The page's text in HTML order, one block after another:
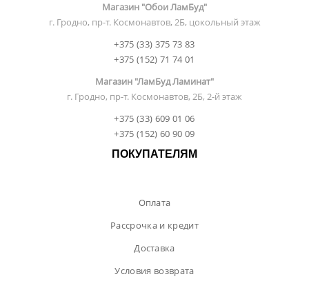
Магазин "Обои ЛамБуд"
г. Гродно, пр-т. Космонавтов, 2Б, цокольный этаж
+375 (33) 375 73 83
+375 (152) 71 74 01
Магазин "ЛамБуд Ламинат"
г. Гродно, пр-т. Космонавтов, 2Б, 2-й этаж
+375 (33) 609 01 06
+375 (152) 60 90 09
ПОКУПАТЕЛЯМ
Оплата
Рассрочка и кредит
Доставка
Условия возврата